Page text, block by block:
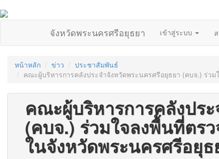
จังหวัดพระนครศรีอยุธยา เข้าสู่ระบบ
หน้าหลัก ข่าว
ประชาสัมพันธ์
คณะผู้บริหารการคลังประจำจังหวัดพระนครศรีอยุธยา (คบจ.) ร่ว
คณะผู้บริหารการคลังปร
(คบจ.) ร่วมใจลงพื้นที่ตร
ในจังหวัดพระนครศรีอยุธ